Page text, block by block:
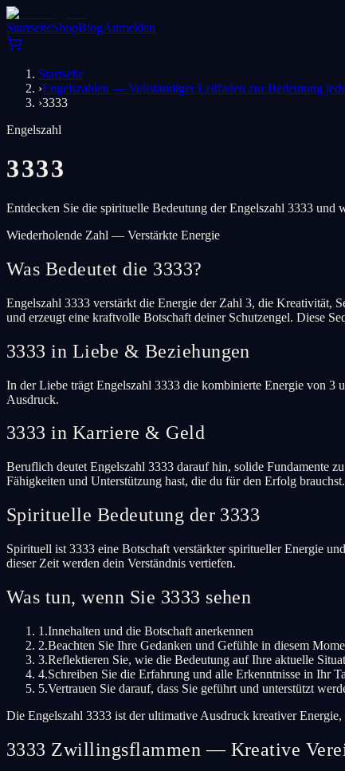
StartseiteShopBlogAnmelden
Startseite
›Engelszahlen — Vollständiger Leitfaden zur Bedeutung
›3333
Engelszahl
3333
Entdecken Sie die spirituelle Bedeutung der Engelszahl 3333 und
Wiederholende Zahl — Verstärkte Energie
Was Bedeutet die 3333?
Engelszahl 3333 verstärkt die Energie der Zahl 3, die Kreativität,
und erzeugt eine kraftvolle Botschaft deiner Schutzengel. Diese
3333 in Liebe & Beziehungen
In der Liebe trägt Engelszahl 3333 die kombinierte Energie von 3
Ausdruck.
3333 in Karriere & Geld
Beruflich deutet Engelszahl 3333 darauf hin, solide Fundamente
Fähigkeiten und Unterstützung hast, die du für den Erfolg brauchst.
Spirituelle Bedeutung der 3333
Spirituell ist 3333 eine Botschaft verstärkter spiritueller Energie
dieser Zeit werden dein Verständnis vertiefen.
Was tun, wenn Sie 3333 sehen
1.Innehalten und die Botschaft anerkennen
2.Beachten Sie Ihre Gedanken und Gefühle in diesem
3.Reflektieren Sie, wie die Bedeutung auf Ihre aktuelle
4.Schreiben Sie die Erfahrung und alle Erkenntnisse in Ihr
5.Vertrauen Sie darauf, dass Sie geführt und unterstützt
Die Engelszahl 3333 ist der ultimative Ausdruck kreativer
3333 Zwillingsflammen — Kreative